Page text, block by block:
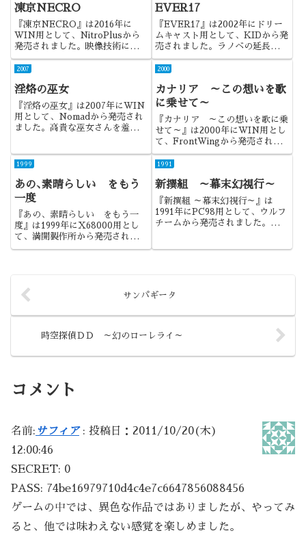
凍京NECRO
『凍京NECRO』は2016年に
WIN用として、NitroPlusから
発売されました。映像技術には最
初興味を持ったものの、結局のと
ころ、いつものニトロなのかな
EVER17
『EVER17』は2002年にドリー
ムキャスト用として、KIDから発
売されました。ラノベの延長とし
てはありなんだろうけどね・・・
2007
淫烙の巫女
『淫烙の巫女』は2007年にWIN
用として、Nomadから発売され
ました。高貴な巫女さんを羞恥攻
2000
カナリア ～この想いを歌
に乗せて～
『カナリア ～この想いを歌に乗
せて～』は2000年にWIN用とし
て、FrontWingから発売されま
した。フロントウイングのデビュ
ー作になります。
1999
あの､素晴らしい をもう
一度
『あの、素晴らしい をもう一
度』は1999年にX68000用とし
て、満開製作所から発売されまし
た。制作は後の自転車創業になり
1991
新撰組 ～幕末幻視行～
『新撰組 ～幕末幻視行～』は
1991年にPC98用として、ウルフ
チームから発売されました。確
サンパギータ
時空探偵ＤＤ ～幻のローレライ～
コメント
名前: サフィア: 投稿日：2011/10/20(木)
12:00:46
SECRET: 0
PASS: 74be16979710d4c4e7c6647856088456
ゲームの中では、異色な作品ではありましたが、やってみ
ると、他では味わえない感覚を楽しめました。